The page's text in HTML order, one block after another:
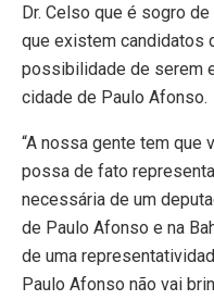
Dr. Celso que é sogro
que existem candidatos
possibilidade de serem
cidade de Paulo Afonso.
“A nossa gente tem que
possa de fato
necessária de um
de Paulo Afonso e na
de uma
Paulo Afonso não vai